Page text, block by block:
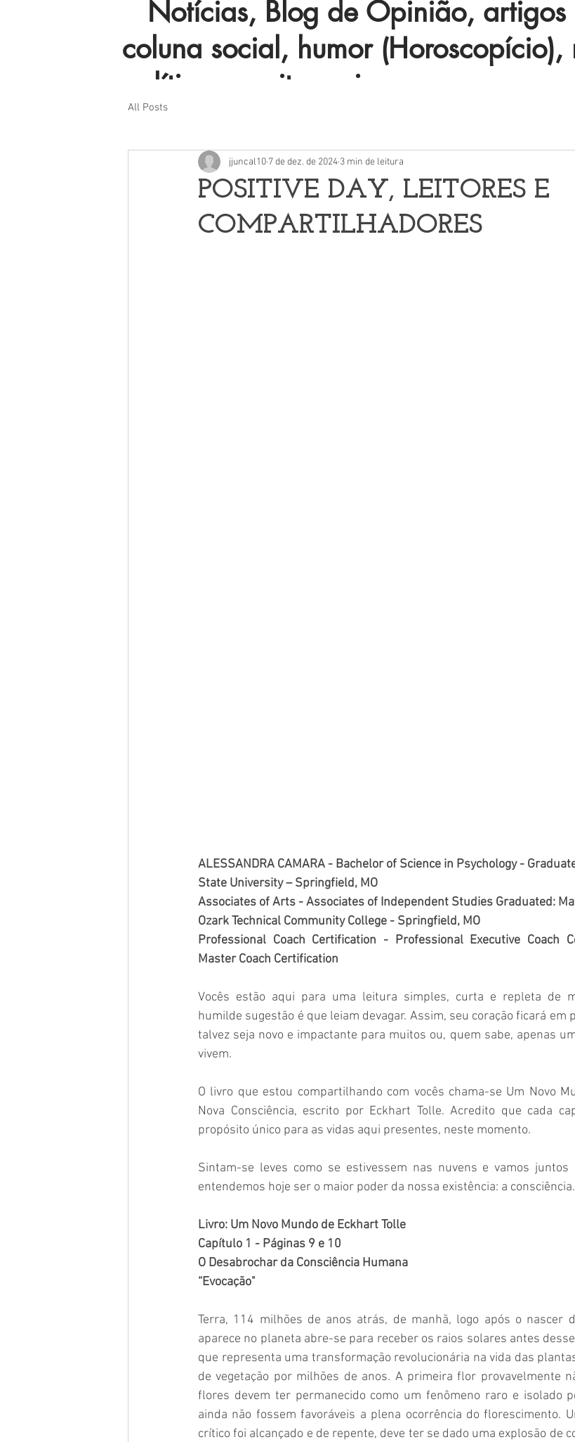
Notícias, Blog de Opinião, artigos
coluna social, humor (Horoscopício),
política e muito mais.
All Posts
POSITIVE DAY, LEITORES E
COMPARTILHADORES
jjuncal10 7 de dez. de 2024 3 min de leitura
ALESSANDRA CAMARA - Bachelor of Science in Psychology -
State University – Springfield, MO
Associates of Arts - Associates of Independent Studies Graduated:
Ozark Technical Community College - Springfield, MO
Professional Coach Certification - Professional Executive Coach
Master Coach Certification
Vocês estão aqui para uma leitura simples, curta e repleta de
humilde sugestão é que leiam devagar. Assim, seu coração ficará em
talvez seja novo e impactante para muitos ou, quem sabe, apenas
vivem.
O livro que estou compartilhando com vocês chama-se Um Novo
Nova Consciência, escrito por Eckhart Tolle. Acredito que cada
propósito único para as vidas aqui presentes, neste momento.
Sintam-se leves como se estivessem nas nuvens e vamos
entendemos hoje ser o maior poder da nossa existência: a consciência.
Livro: Um Novo Mundo de Eckhart Tolle
Capítulo 1 - Páginas 9 e 10
O Desabrochar da Consciência Humana
“Evocação"
Terra, 114 milhões de anos atrás, de manhã, logo após o nascer
aparece no planeta abre-se para receber os raios solares antes
que representa uma transformação revolucionária na vida das
de vegetação por milhões de anos. A primeira flor provavelmente
flores devem ter permanecido como um fenômeno raro e isolado
ainda não fossem favoráveis a plena ocorrência do florescimento.
crítico foi alcançado e de repente, deve ter se dado uma explosão de